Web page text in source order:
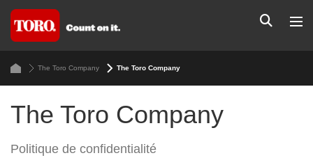
The Toro Company The Toro Company
The Toro Company
Politique de confidentialité